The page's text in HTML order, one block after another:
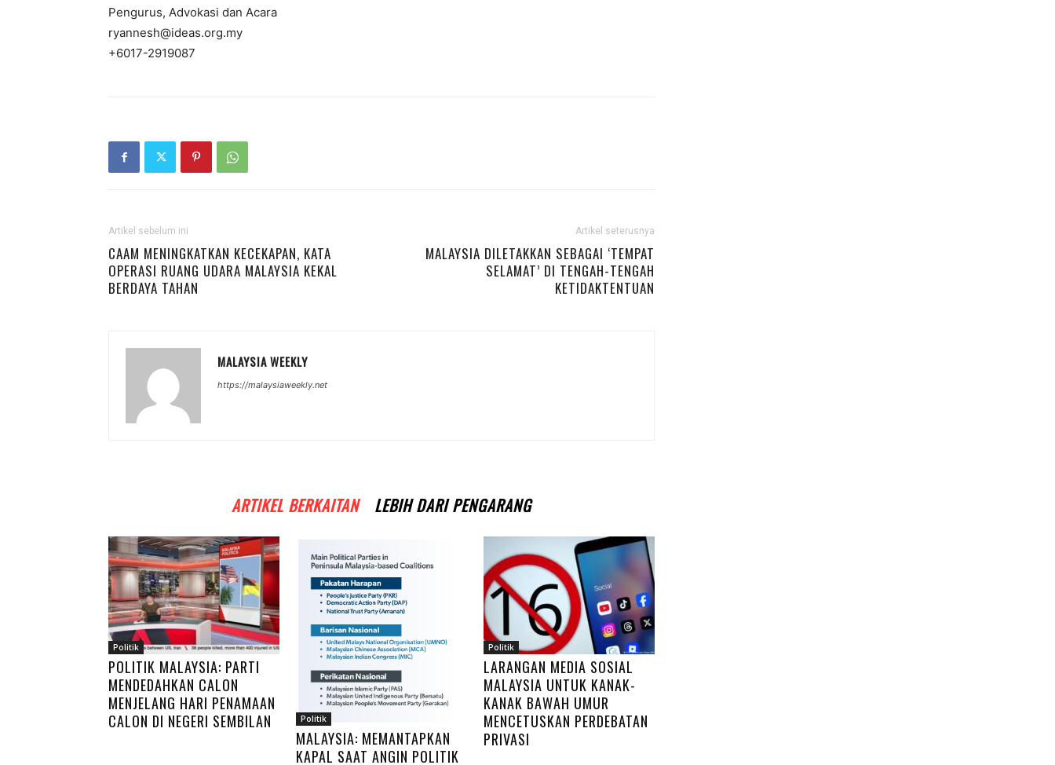
Pengurus, Advokasi dan Acara
ryannesh@ideas.org.my
+6017-2919087
Artikel sebelum ini
CAAM MENINGKATKAN KECEKAPAN, KATA
OPERASI RUANG UDARA MALAYSIA KEKAL
BERDAYA TAHAN
Artikel seterusnya
MALAYSIA DILETAKKAN SEBAGAI ‘TEMPAT
SELAMAT’ DI TENGAH-TENGAH
KETIDAKTENTUAN
MALAYSIA WEEKLY
https://malaysiaweekly.net
ARTIKEL BERKAITAN LEBIH DARI PENGARANG
Politik
POLITIK MALAYSIA: PARTI
MENDEDAHKAN CALON
MENJELANG HARI PENAMAAN
CALON DI NEGERI SEMBILAN
Politik
MALAYSIA: MEMANTAPKAN
KAPAL SAAT ANGIN POLITIK
Politik
LARANGAN MEDIA SOSIAL
MALAYSIA UNTUK KANAK-
KANAK BAWAH UMUR
MENCETUSKAN PERDEBATAN
PRIVASI